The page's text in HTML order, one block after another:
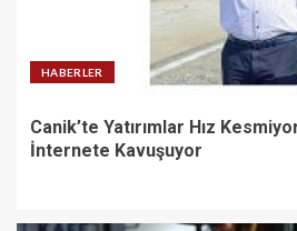
HABERLER
Canik’te Yatırımlar Hız
İnternete Kavuşuyor